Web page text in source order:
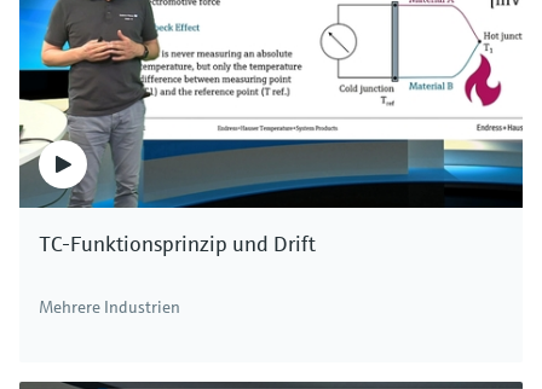
TC-Funktionsprinzip und Drift
Mehrere Industrien